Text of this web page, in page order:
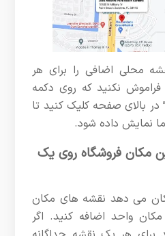
محلی اضافی را برای هر
نکنید که روی دکمه
در بالای صفحه کلیک کنید تا
نمایش داده شود.
مکان فروشگاه روی یک
می دهد نقشه های مکان
واحد اضافه کنید. اگر